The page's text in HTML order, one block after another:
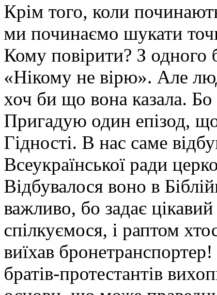
Крім того, коли
ми починаємо шукати
Кому повірити? З одного
«Нікому не вірю». Але
хоч би що вона казала. Бо
Пригадую один епізод, що
Гідності. В нас саме
Всеукраїнської ради
Відбувалося воно в
важливо, бо задає
спілкуємося, і раптом
виїхав
братів-протестантів